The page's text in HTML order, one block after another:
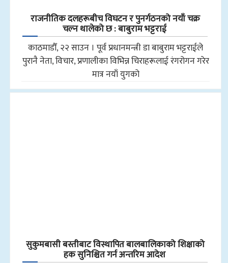
राजनीतिक दलहरूबीच विघटन र पुनर्गठनको नयाँ चक्र
चल्न थालेको छ : बाबुराम भट्टराई
काठमाडौँ, २२ साउन । पूर्व प्रधानमन्त्री डा बाबुराम भट्टराईले
पुरानै नेता, विचार, प्रणालीका विभिन्न चिराहरूलाई रंगरोगन गरेर
मात्र नयाँ युगको
सुकुमबासी बस्तीबाट विस्थापित बालबालिकाको शिक्षाको
हक सुनिश्चित गर्न अन्तरिम आदेश